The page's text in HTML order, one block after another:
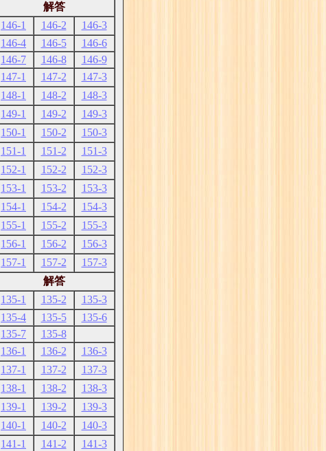
解答
146-1 146-2
146-3
146-4
146-5
146-6
146-7
146-8
146-9
147-1 147-2
147-3
148-1 148-2
148-3
149-1 149-2
149-3
150-1 150-2
150-3
151-1 151-2
151-3
152-1 152-2
152-3
153-1 153-2
153-3
154-1 154-2
154-3
155-1 155-2
155-3
156-1 156-2
156-3
157-1 157-2
157-3
解答
135-1 135-2
135-3
135-4
135-5
135-6
135-7
135-8
136-1 136-2
136-3
137-1 137-2
137-3
138-1 138-2
138-3
139-1 139-2
139-3
140-1 140-2
140-3
141-1 141-2
141-3